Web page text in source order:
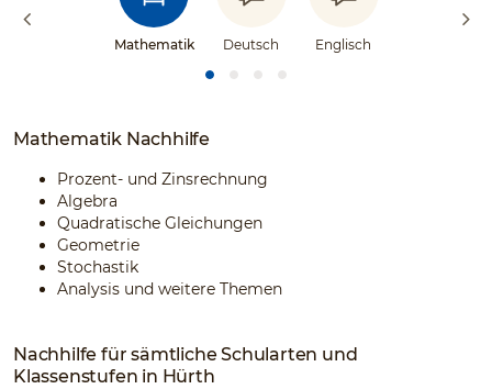
Mathematik Deutsch Englisch
Mathematik Nachhilfe
Prozent- und Zinsrechnung
Algebra
Quadratische Gleichungen
Geometrie
Stochastik
Analysis und weitere Themen
Nachhilfe für sämtliche Schularten und
Klassenstufen in Hürth